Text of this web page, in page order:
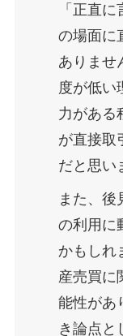
「正直
の場面に
ありませ
度が低い
力がある
が直接取
だと思い
また、後
の利用に
かもしれ
産売買に
能性があ
き論点と